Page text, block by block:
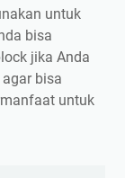
untuk
bisa
jika Anda
bisa
untuk